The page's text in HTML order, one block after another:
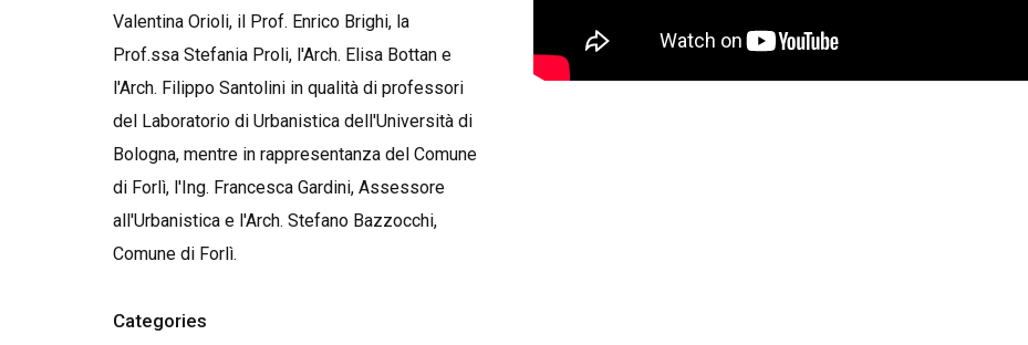
Valentina Orioli, il Prof. Enrico Brighi, la
Prof.ssa Stefania Proli, l'Arch. Elisa Bottan e
l'Arch. Filippo Santolini in qualità di professori
del Laboratorio di Urbanistica dell'Università di
Bologna, mentre in rappresentanza del Comune
di Forlì, l'Ing. Francesca Gardini, Assessore
all'Urbanistica e l'Arch. Stefano Bazzocchi,
Comune di Forlì.
Categories